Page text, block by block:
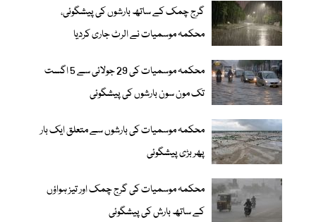
گرج چمک کے ساتھ بارشوں کی پیشگوئی،
محکمہ موسمیات نے الرٹ جاری کردیا
محکمہ موسمیات کی 29 جولائی سے 5 اگست
تک مون سون بارشوں کی پیشگوئی
محکمہ موسمیات کی بارشوں سے متعلق ایک بار
پھر بڑی پیشگوئی
محکمہ موسمیات کی گرج چمک اور تیز ہواؤں
کے ساتھ بارش کی پیشگوئی